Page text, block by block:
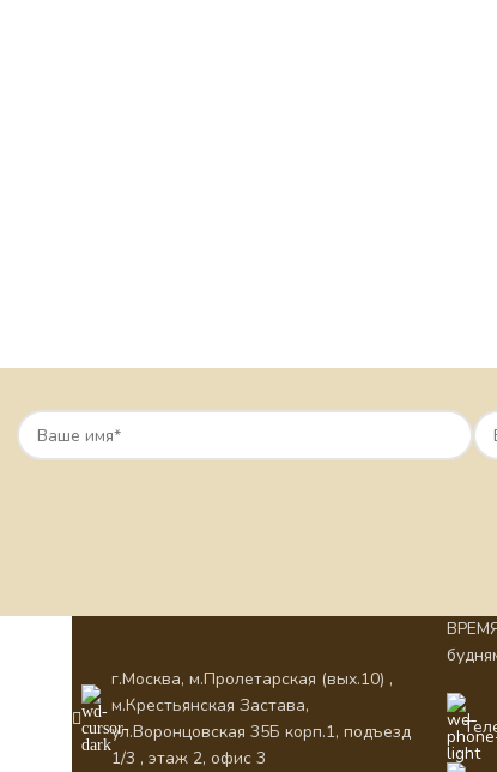
г.Москва, м.Пролетарская (вых.10) ,
м.Крестьянская Застава,
ул.Воронцовская 35Б корп.1, подъезд
1/3 , этаж 2, офис 3